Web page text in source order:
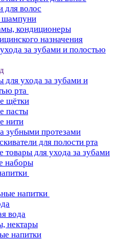
для волос
шампуни
кондиционеры
назначения
за зубами и полостью
для ухода за зубами и
рта
щётки
пасты
нити
зубными протезами
для полости рта
товары для ухода за зубами
наборы
напитки
вода
нектары
напитки